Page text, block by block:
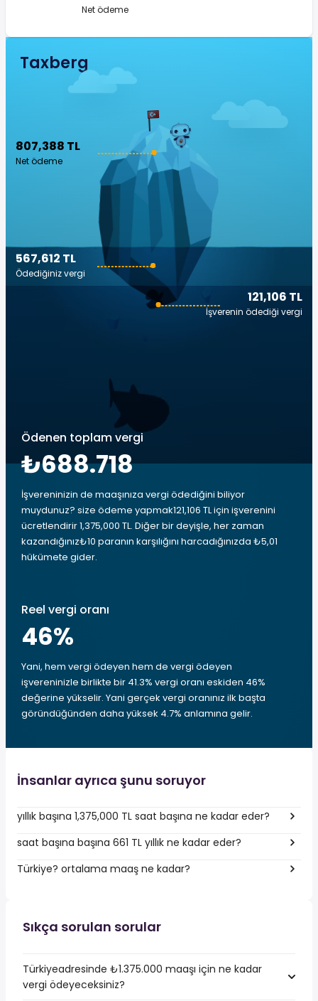
Net ödeme
Taxberg
807,388 TL
Net ödeme
121,106 TL
İşverenin ödediği vergi
567,612 TL
Ödediğiniz vergi
Ödenen toplam vergi
₺688.718
İşvereninizin de maaşınıza vergi ödediğini biliyor
muydunuz? size ödeme yapmak121,106 TL için işverenini
ücretlendirir 1,375,000 TL. Diğer bir deyişle, her zaman
kazandığınız₺10 paranın karşılığını harcadığınızda ₺5,01
hükümete gider.
Reel vergi oranı
46%
Yani, hem vergi ödeyen hem de vergi ödeyen
işvereninizle birlikte bir 41.3% vergi oranı eskiden 46%
değerine yükselir. Yani gerçek vergi oranınız ilk başta
göründüğünden daha yüksek 4.7% anlamına gelir.
İnsanlar ayrıca şunu soruyor
yıllık başına 1,375,000 TL saat başına ne kadar eder?
saat başına başına 661 TL yıllık ne kadar eder?
Türkiye? ortalama maaş ne kadar?
Sıkça sorulan sorular
Türkiyeadresinde ₺1.375.000 maaşı için ne kadar
vergi ödeyeceksiniz?